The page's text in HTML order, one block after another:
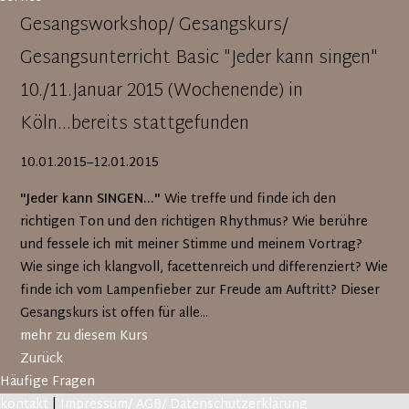
Gesangsworkshop/ Gesangskurs/
Gesangsunterricht Basic "Jeder kann singen"
10./11.Januar 2015 (Wochenende) in
Köln...bereits stattgefunden
10.01.2015–12.01.2015
"Jeder kann SINGEN..." Wie treffe und finde ich den
richtigen Ton und den richtigen Rhythmus? Wie berühre
und fessele ich mit meiner Stimme und meinem Vortrag?
Wie singe ich klangvoll, facettenreich und differenziert? Wie
finde ich vom Lampenfieber zur Freude am Auftritt? Dieser
Gesangskurs ist offen für alle...
mehr zu diesem Kurs
Zurück
Häufige Fragen